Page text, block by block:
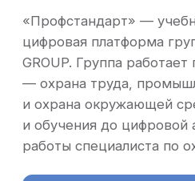
«Профстандарт» —
цифровая платформа
GROUP. Группа
— охрана труда,
и охрана окружающей
и обучения до цифровой
работы специалиста по